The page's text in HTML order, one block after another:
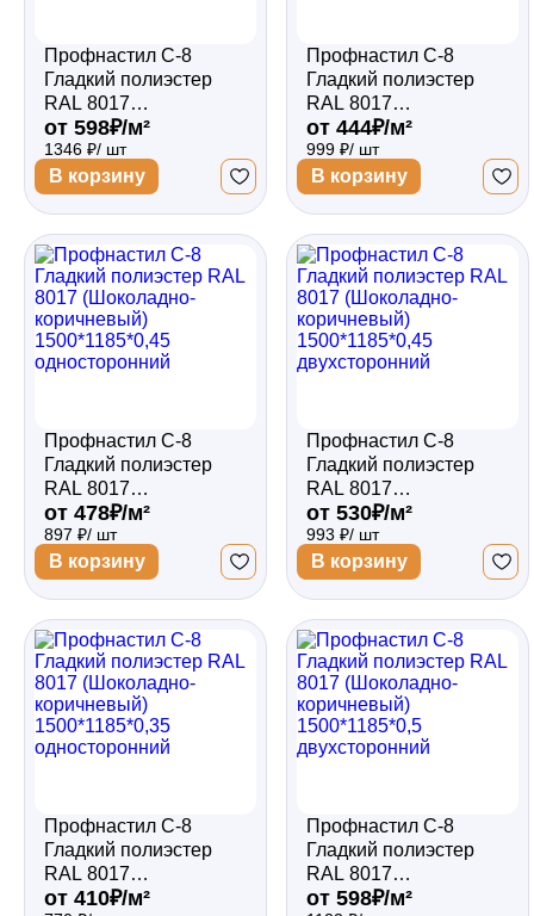
Профнастил С-8
Гладкий полиэстер
RAL 8017
(Шоколадно-
коричневый)
1800*1185*0,5
двухсторонний
от 598₽/м²
1346 ₽/ шт
В корзину
Профнастил С-8
Гладкий полиэстер
RAL 8017
(Шоколадно-
коричневый)
1800*1185*0,4
односторонний
от 444₽/м²
999 ₽/ шт
В корзину
Профнастил С-8
Гладкий полиэстер
RAL 8017
(Шоколадно-
коричневый)
1500*1185*0,45
односторонний
от 478₽/м²
897 ₽/ шт
В корзину
Профнастил С-8
Гладкий полиэстер
RAL 8017
(Шоколадно-
коричневый)
1500*1185*0,45
двухсторонний
от 530₽/м²
993 ₽/ шт
В корзину
Профнастил С-8
Гладкий полиэстер
RAL 8017
(Шоколадно-
от 410₽/м²
Профнастил С-8
Гладкий полиэстер
RAL 8017
(Шоколадно-
от 598₽/м²